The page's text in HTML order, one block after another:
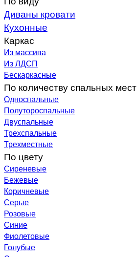
Диваны кровати
Кухонные
Каркас
Из массива
Из ЛДСП
Бескаркасные
По количеству спальных мест
Односпальные
Полутороспальные
Двуспальные
Трехспальные
Трехместные
По цвету
Сиреневые
Бежевые
Коричневые
Серые
Розовые
Синие
Фиолетовые
Голубые